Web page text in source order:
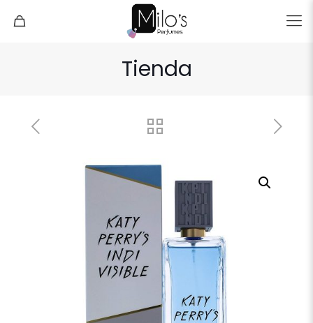
Tienda